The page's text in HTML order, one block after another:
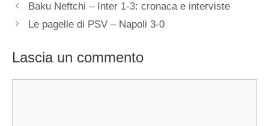
Baku Neftchi – Inter 1-3: cronaca e interviste
Le pagelle di PSV – Napoli 3-0
Lascia un commento